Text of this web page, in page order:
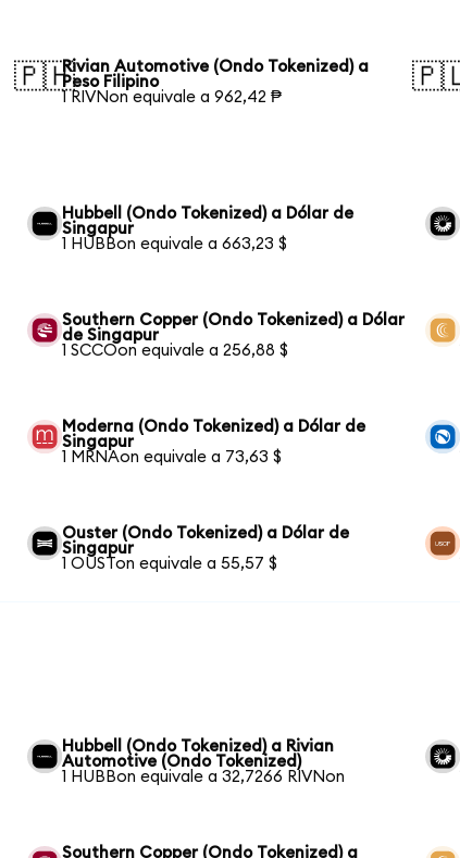
🇵🇭Rivian Automotive (Ondo Tokenized) a
Peso Filipino
1 RIVNon equivale a 962,42 ₱
Hubbell (Ondo Tokenized) a Dólar de
Singapur
1 HUBBon equivale a 663,23 $
Southern Copper (Ondo Tokenized) a Dólar
de Singapur
1 SCCOon equivale a 256,88 $
Moderna (Ondo Tokenized) a Dólar de
Singapur
1 MRNAon equivale a 73,63 $
Ouster (Ondo Tokenized) a Dólar de
Singapur
1 OUSTon equivale a 55,57 $
Hubbell (Ondo Tokenized) a Rivian
Automotive (Ondo Tokenized)
1 HUBBon equivale a 32,7266 RIVNon
Southern Copper (Ondo Tokenized) a